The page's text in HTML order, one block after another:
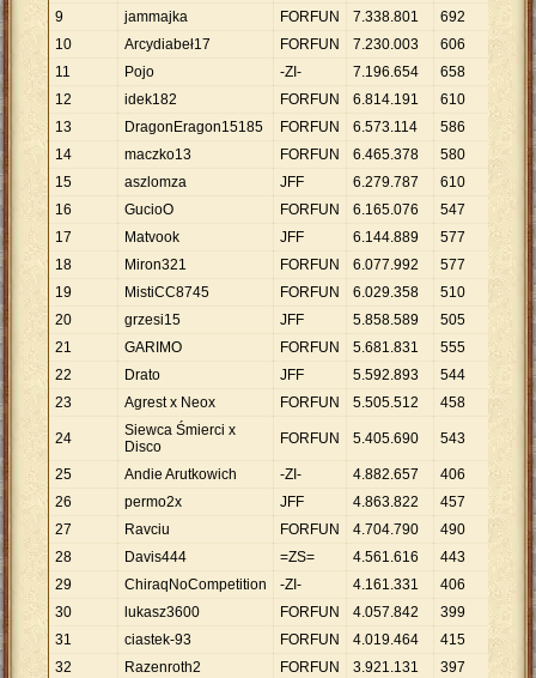
9
jammajka FORFUN 7.338.801 692
10
Arcydiabeł17 FORFUN 7.230.003 606
11
Pojo -ZI- 7.196.654 658
12
idek182 FORFUN 6.814.191 610
13
DragonEragon15185 FORFUN 6.573.114 586
14
maczko13 FORFUN 6.465.378 580
15
aszlomza JFF 6.279.787 610 10
16
GucioO FORFUN 6.165.076 547
17
Matvook JFF 6.144.889 577 10
18
Miron321 FORFUN 6.077.992 577 10
19
MistiCC8745 FORFUN 6.029.358 510
20
grzesi15 JFF 5.858.589 505 11
21
GARIMO FORFUN 5.681.831 555
22
Drato JFF 5.592.893 544 10
23
Agrest x Neox FORFUN 5.505.512 458 12
24
Siewca Śmierci x
Disco
FORFUN 5.405.690 543 .955
25 Andie Arutkowich -ZI- 4.882.657 406 12
26
permo2x JFF 4.863.822 457 10
27
Ravciu FORFUN 4.704.790 490
602
28
Davis444 =ZS= 4.561.616 443 10
29
ChiraqNoCompetition -ZI- 4.161.331 406
30
lukasz3600 FORFUN 4.057.842 399 10
31
ciastek-93 FORFUN 4.019.464 415 9
685
32
Razenroth2 FORFUN 3.921.131 397 9
877